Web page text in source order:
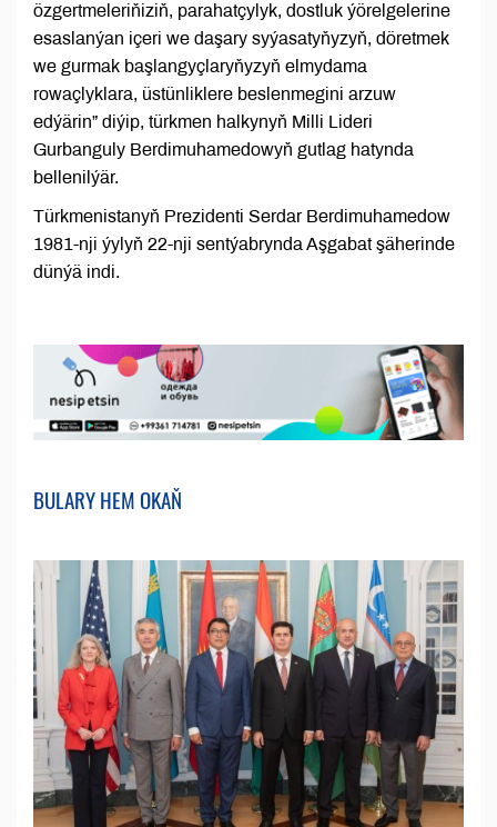
özgertmeleriňiziň, parahatçylyk, dostluk ýörelgelerine
esaslanýan içeri we daşary syýasatyňyzyň, döretmek
we gurmak başlangyçlaryňyzyň elmydama
rowaçlyklara, üstünliklere beslenmegini arzuw
edýärin” diýip, türkmen halkynyň Milli Lideri
Gurbanguly Berdimuhamedowyň gutlag hatynda
bellenilýär.
Türkmenistanyň Prezidenti Serdar Berdimuhamedow
1981-nji ýylyň 22-nji sentýabrynda Aşgabat şäherinde
dünýä indi.
BULARY HEM OKAŇ